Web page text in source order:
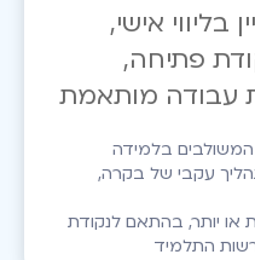
בליווי אישי,
פתיחה,
המשולבים בלמידה
עקבי של בקרה,
6, 8, 10, 12 שבועות או יותר, בהתאם לנקודת